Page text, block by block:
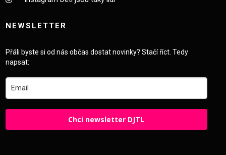
NEWSLETTER
Přáli byste si od nás občas dostat novinky? Stačí říct. Tedy
napsat:
Chci newsletter DJTL